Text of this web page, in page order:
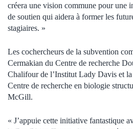
créera une vision commune pour une
de soutien qui aidera à former les
stagiaires. »
Les cochercheurs de la subvention
Cermakian du Centre de recherche
Chalifour de l’Institut Lady Davis et
Centre de recherche en biologie
McGill.
« J’appuie cette initiative fantastique